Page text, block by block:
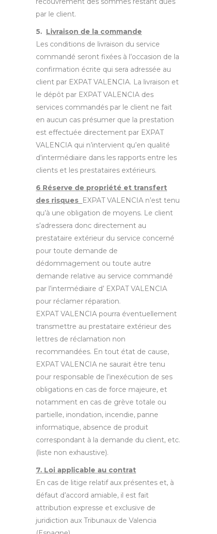
par le client.
5. Livraison de la commande
Les conditions de livraison du service
commandé seront fixées à l’occasion de la
confirmation écrite qui sera adressée au
client par EXPAT VALENCIA. La livraison et
le dépôt par EXPAT VALENCIA des
services commandés par le client ne fait
en aucun cas présumer que la prestation
est effectuée directement par EXPAT
VALENCIA qui n’intervient qu’en qualité
d’intermédiaire dans les rapports entre les
clients et les prestataires extérieurs.
6 Réserve de propriété et transfert
des risques EXPAT VALENCIA n’est tenu
qu’à une obligation de moyens. Le client
s’adressera donc directement au
prestataire extérieur du service concerné
pour toute demande de
dédommagement ou toute autre
demande relative au service commandé
par l’intermédiaire d’ EXPAT VALENCIA
pour réclamer réparation.
EXPAT VALENCIA pourra éventuellement
transmettre au prestataire extérieur des
lettres de réclamation non
recommandées. En tout état de cause,
EXPAT VALENCIA ne saurait être tenu
pour responsable de l’inexécution de ses
obligations en cas de force majeure, et
notamment en cas de grève totale ou
partielle, inondation, incendie, panne
informatique, absence de produit
correspondant à la demande du client, etc.
(liste non exhaustive).
7. Loi applicable au contrat
En cas de litige relatif aux présentes et, à
défaut d’accord amiable, il est fait
attribution expresse et exclusive de
juridiction aux Tribunaux de Valencia